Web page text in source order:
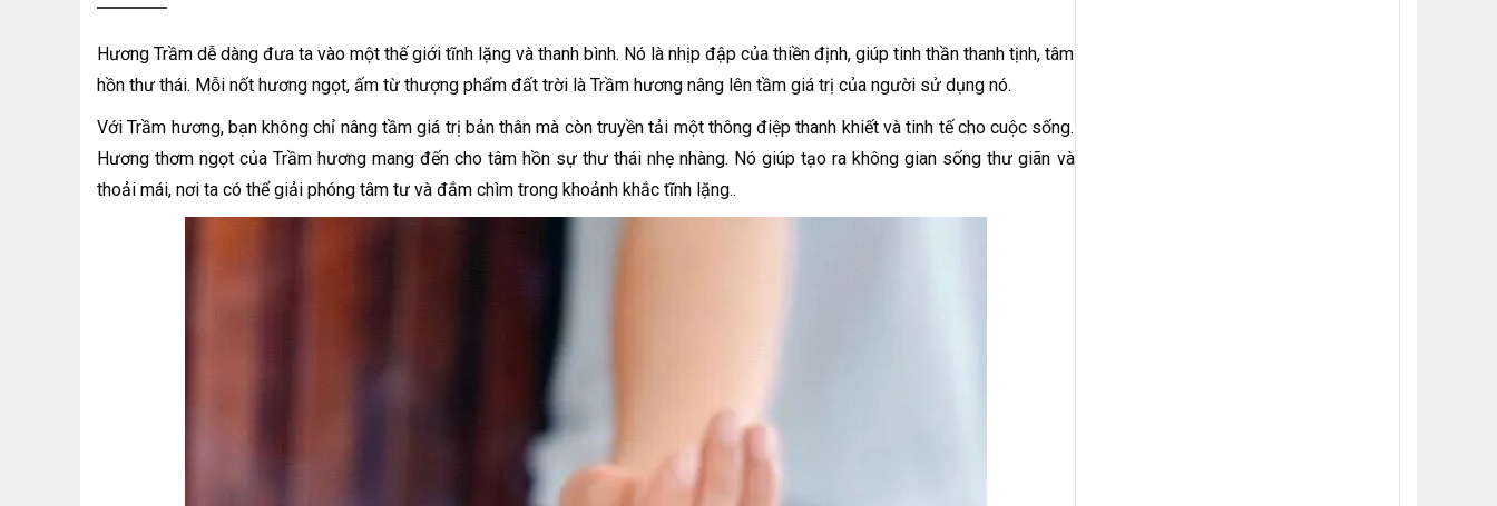
Hương Trầm dễ dàng đưa ta vào một thế giới tĩnh lặng và thanh bình. Nó là nhịp đập của thiền định, giúp tinh thần thanh tịnh, tâm
hồn thư thái. Mỗi nốt hương ngọt, ấm từ thượng phẩm đất trời là Trầm hương nâng lên tầm giá trị của người sử dụng nó.
Với Trầm hương, bạn không chỉ nâng tầm giá trị bản thân mà còn truyền tải một thông điệp thanh khiết và tinh tế cho cuộc sống.
Hương thơm ngọt của Trầm hương mang đến cho tâm hồn sự thư thái nhẹ nhàng. Nó giúp tạo ra không gian sống thư giãn và
thoải mái, nơi ta có thể giải phóng tâm tư và đắm chìm trong khoảnh khắc tĩnh lặng..